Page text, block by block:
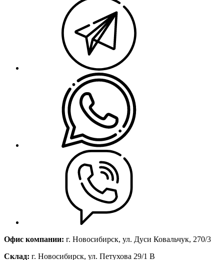
Офис компании: г. Новосибирск, ул. Дуси Ковальчук, 270/3
Склад: г. Новосибирск, ул. Петухова 29/1 В